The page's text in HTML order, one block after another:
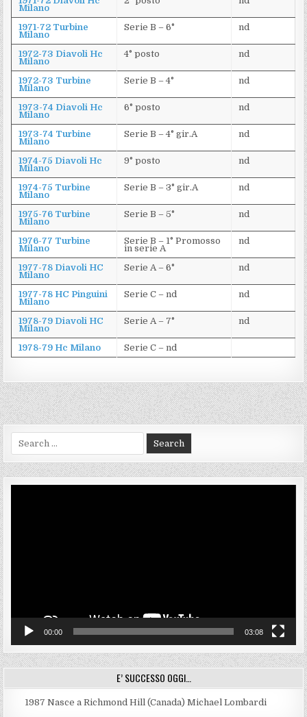
Milano
1971-72 Turbine
Milano
Serie B – 6° nd
1972-73 Diavoli Hc
Milano
4° posto nd
1972-73 Turbine
Milano
Serie B – 4° nd
1973-74 Diavoli Hc
Milano
6° posto nd
1973-74 Turbine
Milano
Serie B – 4° gir.A nd
1974-75 Diavoli Hc
Milano
9° posto nd
1974-75 Turbine
Milano
Serie B – 3° gir.A nd
1975-76 Turbine
Milano
Serie B – 5° nd
1976-77 Turbine
Milano
Serie B – 1° Promosso
in serie A
nd
1977-78 Diavoli HC
Milano
Serie A – 6° nd
1977-78 HC Pinguini
Milano
Serie C – nd nd
1978-79 Diavoli HC
Milano
Serie A – 7° nd
1978-79 Hc Milano Serie C – nd
Search
for:
00:00 03:08
E’ SUCCESSO OGGI…
1987 Nasce a Richmond Hill (Canada) Michael Lombardi